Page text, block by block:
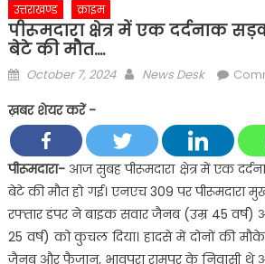
उत्तराखण्ड क्राइम
पीरूमदारा क्षेत्र में एक दर्दनाक
बेटे की मौत….
Posted
October 7, 2024 Author
News Desk
ख़बर शेयर करें -
पीरूमदारा-आज सुबह पीरूमदारा क्षेत्र में एक
बेटे की मौत हो गई। एनएच 309 पर पीरूमदारा
रफ्तार डंपर ने बाइक सवार जैनब (उम्र 45
25 वर्ष) को कुचल दिया। हादसे में दोनों की
जैनब और फैजान, भावपुरा रामपुर के निवासी थे